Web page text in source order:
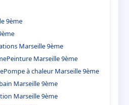
9ème
Marseille 9ème
Peinture Marseille 9ème
Pompe à chaleur Marseille 9ème
Marseille 9ème
Marseille 9ème